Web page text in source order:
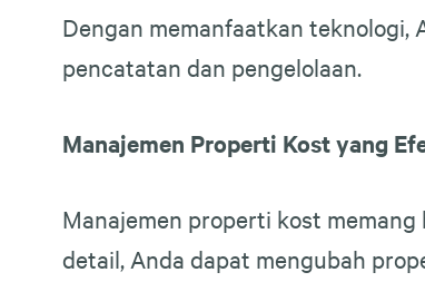
Dengan memanfaatkan teknologi,
pencatatan dan pengelolaan.
Manajemen Properti Kost yang
Manajemen properti kost
detail, Anda dapat mengubah